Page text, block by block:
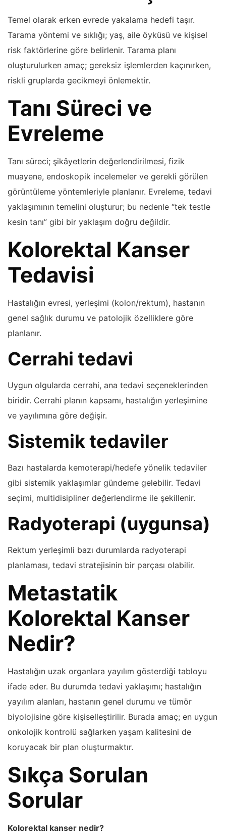
Temel olarak erken evrede yakalama hedefi taşır.
Tarama yöntemi ve sıklığı; yaş, aile öyküsü ve kişisel
risk faktörlerine göre belirlenir. Tarama planı
oluşturulurken amaç; gereksiz işlemlerden kaçınırken,
riskli gruplarda gecikmeyi önlemektir.
Tanı Süreci ve
Evreleme
Tanı süreci; şikâyetlerin değerlendirilmesi, fizik
muayene, endoskopik incelemeler ve gerekli görülen
görüntüleme yöntemleriyle planlanır. Evreleme, tedavi
yaklaşımının temelini oluşturur; bu nedenle “tek testle
kesin tanı” gibi bir yaklaşım doğru değildir.
Kolorektal Kanser
Tedavisi
Hastalığın evresi, yerleşimi (kolon/rektum), hastanın
genel sağlık durumu ve patolojik özelliklere göre
planlanır.
Cerrahi tedavi
Uygun olgularda cerrahi, ana tedavi seçeneklerinden
biridir. Cerrahi planın kapsamı, hastalığın yerleşimine
ve yayılımına göre değişir.
Sistemik tedaviler
Bazı hastalarda kemoterapi/hedefe yönelik tedaviler
gibi sistemik yaklaşımlar gündeme gelebilir. Tedavi
seçimi, multidisipliner değerlendirme ile şekillenir.
Radyoterapi (uygunsa)
Rektum yerleşimli bazı durumlarda radyoterapi
planlaması, tedavi stratejisinin bir parçası olabilir.
Metastatik
Kolorektal Kanser
Nedir?
Hastalığın uzak organlara yayılım gösterdiği tabloyu
ifade eder. Bu durumda tedavi yaklaşımı; hastalığın
yayılım alanları, hastanın genel durumu ve tümör
biyolojisine göre kişiselleştirilir. Burada amaç; en uygun
onkolojik kontrolü sağlarken yaşam kalitesini de
koruyacak bir plan oluşturmaktır.
Sıkça Sorulan
Sorular
Kolorektal kanser nedir?